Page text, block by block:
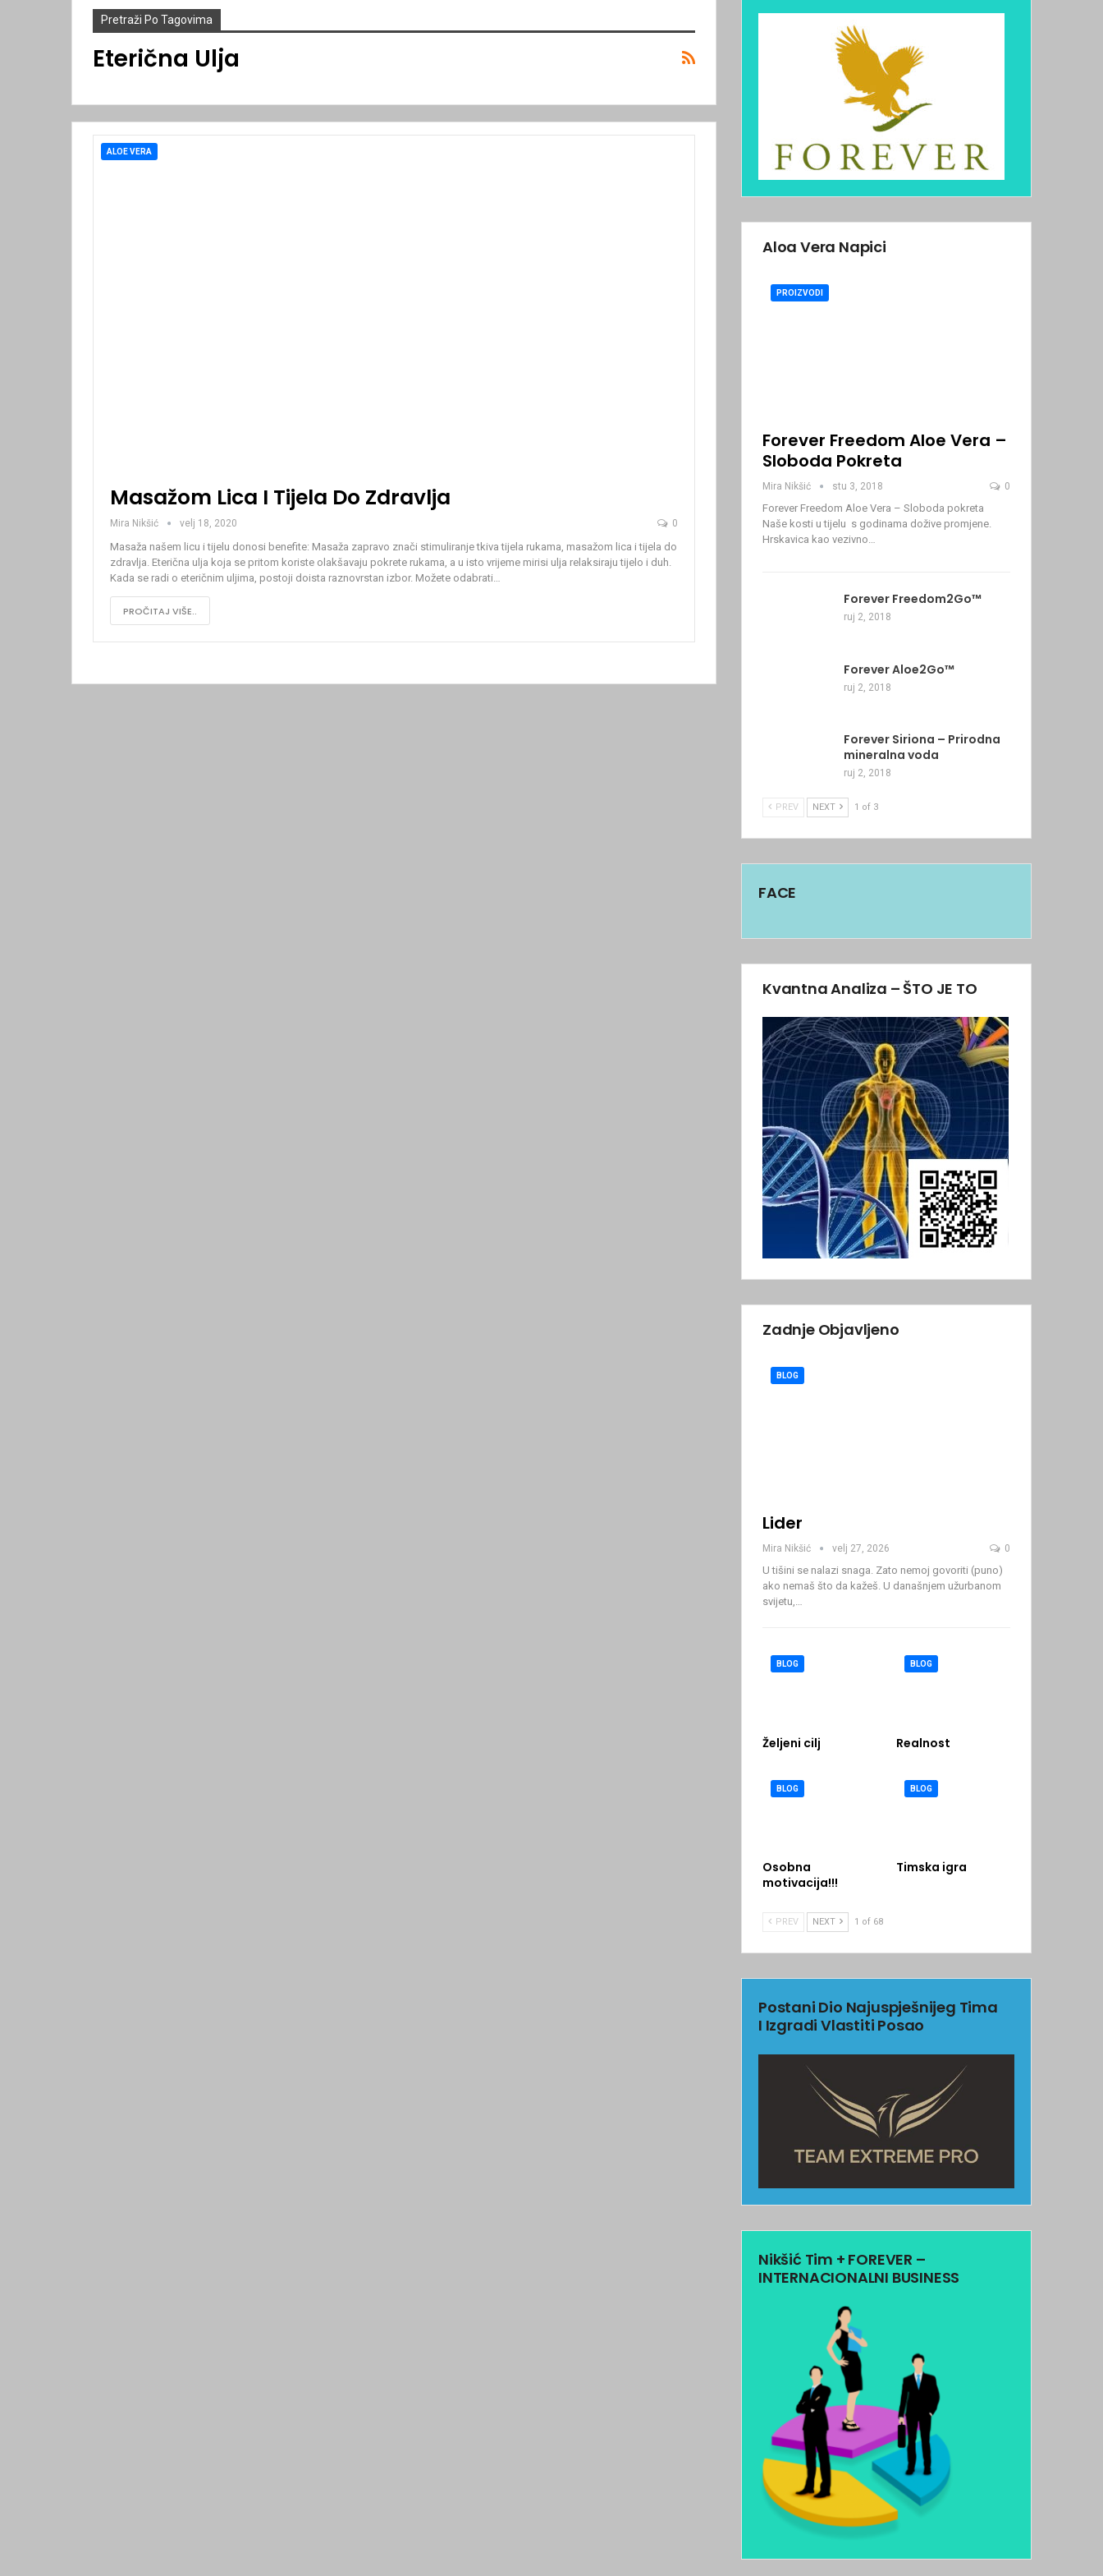
Pretraži Po Tagovima
Eterična Ulja
ALOE VERA
Masažom Lica I Tijela Do Zdravlja
Mira Nikšić velj 18, 2020 0
Masaža našem licu i tijelu donosi benefite: Masaža zapravo znači stimuliranje tkiva tijela rukama, masažom lica i tijela do
zdravlja. Eterična ulja koja se pritom koriste olakšavaju pokrete rukama, a u isto vrijeme mirisi ulja relaksiraju tijelo i duh.
Kada se radi o eteričnim uljima, postoji doista raznovrstan izbor. Možete odabrati
PROČITAJ VIŠE..
Aloa Vera Napici
PROIZVODI
Forever Freedom Aloe Vera –
Sloboda Pokreta
Mira Nikšić stu 3, 2018 0
Forever Freedom Aloe Vera – Sloboda pokreta
Naše kosti u tijelu s godinama dožive promjene.
Hrskavica kao vezivno…
Forever Freedom2Go™
ruj 2, 2018
Forever Aloe2Go™
ruj 2, 2018
Forever Siriona – Prirodna
mineralna voda
ruj 2, 2018
PREV NEXT 1 of 3
FACE
Kvantna Analiza – ŠTO JE TO
Zadnje Objavljeno
BLOG
Lider
Mira Nikšić velj 27, 2026 0
U tišini se nalazi snaga. Zato nemoj govoriti (puno)
ako nemaš što da kažeš. U današnjem užurbanom
svijetu,…
BLOG
Željeni cilj
BLOG
Realnost
BLOG
Osobna
motivacija!!!
BLOG
Timska igra
PREV NEXT 1 of 68
Postani Dio Najuspješnijeg Tima
I Izgradi Vlastiti Posao
Nikšić Tim + FOREVER –
INTERNACIONALNI BUSINESS